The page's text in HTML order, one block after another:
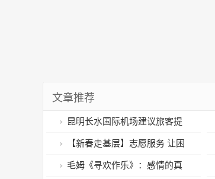
文章推荐
昆明长水国际机场建议旅客提
前2小时办理乘机手续
【新春走基层】志愿服务 让困
境儿童春节不孤单
毛姆《寻欢作乐》：感情的真